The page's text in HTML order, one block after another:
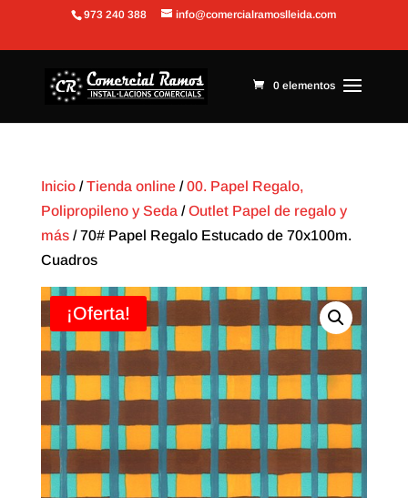
Abrir barra de herramientas
973 240 388 info@comercialramoslleida.com
0 elementos
Inicio/Tienda online/00. Papel Regalo,
Polipropileno y Seda /Outlet Papel de regalo y
más/ 70# Papel Regalo Estucado de 70x100m.
Cuadros
¡Oferta!